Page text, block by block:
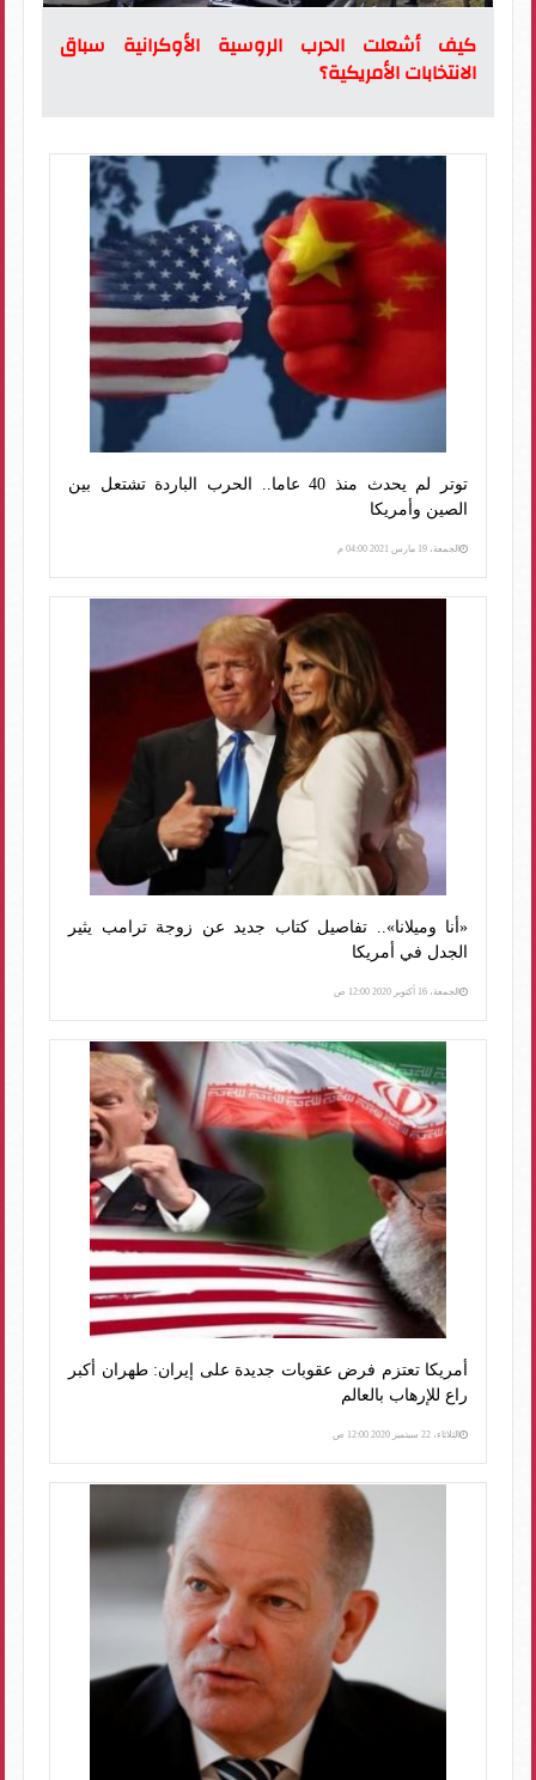
كيف أشعلت الحرب الروسية الأوكرانية سباق
الانتخابات الأمريكية؟
توتر لم يحدث منذ 40 عاما.. الحرب الباردة تشتعل بين
الصين وأمريكا
الجمعة، 19 مارس 2021 04:00 م
«أنا وميلانا».. تفاصيل كتاب جديد عن زوجة ترامب يثير
الجدل في أمريكا
الجمعة، 16 أكتوبر 2020 12:00 ص
أمريكا تعتزم فرض عقوبات جديدة على إيران: طهران أكبر
راع للإرهاب بالعالم
الثلاثاء، 22 سبتمبر 2020 12:00 ص